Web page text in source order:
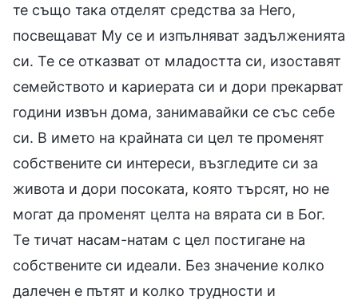
те също така отделят средства за Него,
посвещават Му се и изпълняват задълженията
си. Те се отказват от младостта си, изоставят
семейството и кариерата си и дори прекарват
години извън дома, занимавайки се със себе
си. В името на крайната си цел те променят
собствените си интереси, възгледите си за
живота и дори посоката, която търсят, но не
могат да променят целта на вярата си в Бог.
Те тичат насам-натам с цел постигане на
собствените си идеали. Без значение колко
далечен е пътят и колко трудности и